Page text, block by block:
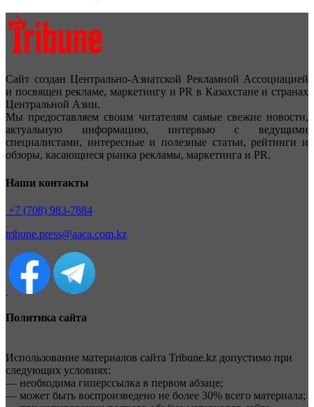
Сайт создан Центрально-Азиатской Рекламной Ассоциацией
и посвящен рекламе, маркетингу и PR в Казахстане и странах
Центральной Азии.
Мы предоставляем своим читателям самые свежие новости,
актуальную информацию, интервью с ведущими
специалистами, интересные и полезные статьи, рейтинги и
обзоры, касающиеся рынка рекламы, маркетинга и PR.
Наши контакты
+7 (708) 983-7884
tribune.press@aaca.com.kz
Политика сайта
Использование материалов сайта Tribune.kz допустимо при
следующих условиях:
— необходима гиперссылка в первом абзаце;
— может быть воспроизведено не более 30% всего материала;